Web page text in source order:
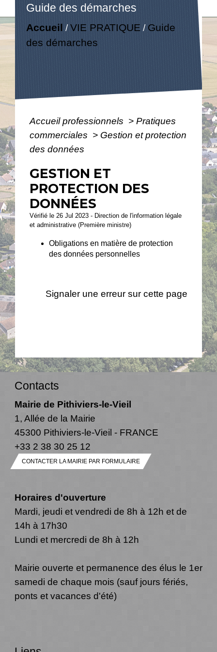
Guide des démarches
Accueil /VIE PRATIQUE / Guide
des démarches
Accueil professionnels > Pratiques
commerciales > Gestion et protection
des données
GESTION ET
PROTECTION DES
DONNÉES
Vérifié le 26 Jul 2023 - Direction de l'information légale
et administrative (Première ministre)
Obligations en matière de protection
des données personnelles
Signaler une erreur sur cette page
Contacts
Mairie de Pithiviers-le-Vieil
1, Allée de la Mairie
45300 Pithiviers-le-Vieil - FRANCE
+33 2 38 30 25 12
CONTACTER LA MAIRIE PAR FORMULAIRE
Horaires d'ouverture
Mardi, jeudi et vendredi de 8h à 12h et de
14h à 17h30
Lundi et mercredi de 8h à 12h
Mairie ouverte et permanence des élus le 1er
samedi de chaque mois (sauf jours fériés,
ponts et vacances d'été)